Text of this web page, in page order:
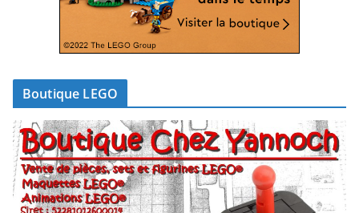
Boutique LEGO